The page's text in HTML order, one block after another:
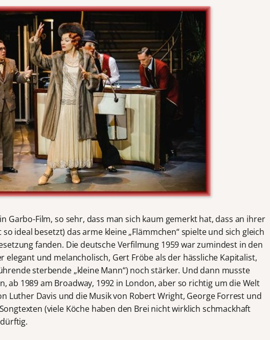
Garbo-Film, so sehr, dass man sich kaum gemerkt hat, dass an ihrer
ideal besetzt) das arme kleine „Flämmchen“ spielte und sich gleich
fanden. Die deutsche Verfilmung 1959 war zumindest in den
elegant und melancholisch, Gert Fröbe als der hässliche Kapitalist,
sterbende „kleine Mann“) noch stärker. Und dann musste
ab 1989 am Broadway, 1992 in London, aber so richtig um die Welt
Luther Davis und die Musik von Robert Wright, George Forrest und
(viele Köche haben den Brei nicht wirklich schmackhaft